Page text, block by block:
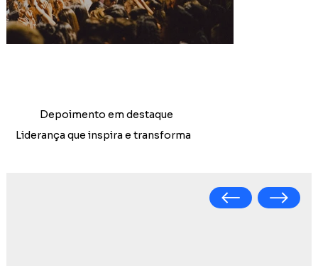
Depoimento em destaque
Liderança que inspira e transforma